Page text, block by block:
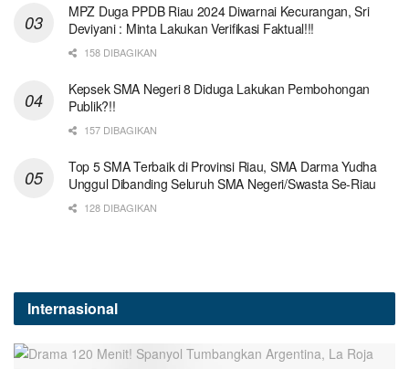
MPZ Duga PPDB Riau 2024 Diwarnai Kecurangan, Sri
Deviyani : Minta Lakukan Verifikasi Faktual!!!
158 DIBAGIKAN
Kepsek SMA Negeri 8 Diduga Lakukan Pembohongan
Publik?!!
157 DIBAGIKAN
Top 5 SMA Terbaik di Provinsi Riau, SMA Darma Yudha
Unggul Dibanding Seluruh SMA Negeri/Swasta Se-Riau
128 DIBAGIKAN
Internasional